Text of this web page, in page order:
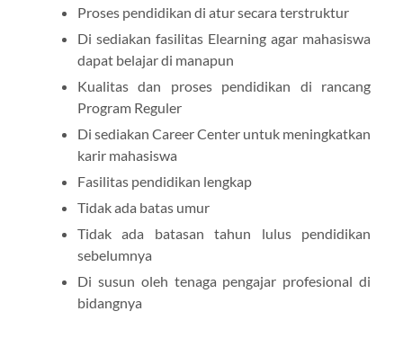
Proses pendidikan di atur secara terstruktur
Di sediakan fasilitas Elearning agar mahasiswa
dapat belajar di manapun
Kualitas dan proses pendidikan di rancang
Program Reguler
Di sediakan Career Center untuk meningkatkan
karir mahasiswa
Fasilitas pendidikan lengkap
Tidak ada batas umur
Tidak ada batasan tahun lulus pendidikan
sebelumnya
Di susun oleh tenaga pengajar profesional di
bidangnya